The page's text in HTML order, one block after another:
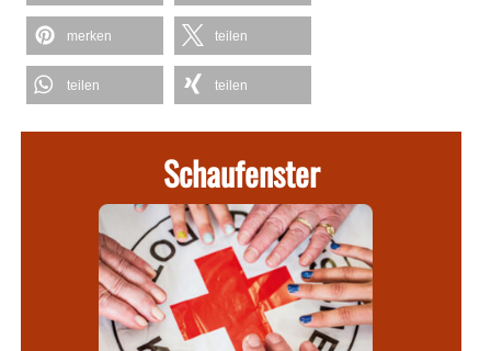
merken teilen
teilen teilen
Schaufenster